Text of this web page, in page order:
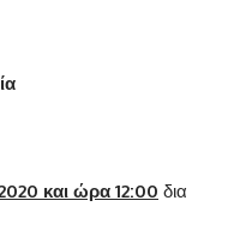
και ώρα 12:00 δια